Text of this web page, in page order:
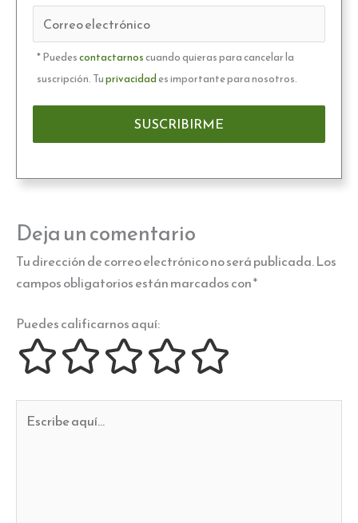
* Puedescontactarnoscuando quieras para cancelar la
suscripción. Tuprivacidades importante para nosotros.
Deja un comentario
Tu dirección de correo electrónico no será publicada.Los
campos obligatorios están marcados con*
Puedes calificarnos aquí:
Escribe
aquí...